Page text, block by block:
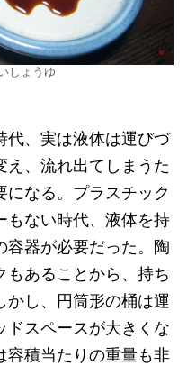
しょうゆ
代、実は液体は運びづ
え、流れ出てしまうた
なる。プラスチック
もない時代、液体を持
容器が必要だった。陶
もあることから、持ち
かし、円筒形の桶は運
ドスペースが大きくな
容積当たりの重量も非